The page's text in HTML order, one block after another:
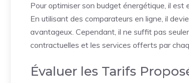
Pour optimiser son budget énergétique, il
En utilisant des comparateurs en ligne, il
avantageux. Cependant, il ne suffit pas
contractuelles et les services offerts par
Évaluer les Tarifs